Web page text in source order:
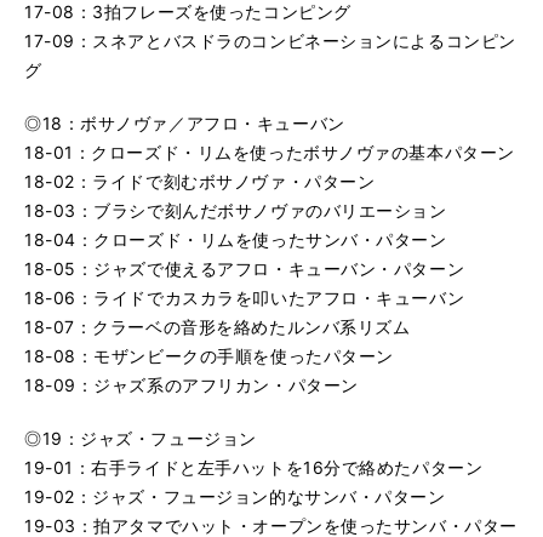
17-08：3拍フレーズを使ったコンピング
17-09：スネアとバスドラのコンビネーションによるコンピン
グ
◎18：ボサノヴァ／アフロ・キューバン
18-01：クローズド・リムを使ったボサノヴァの基本パターン
18-02：ライドで刻むボサノヴァ・パターン
18-03：ブラシで刻んだボサノヴァのバリエーション
18-04：クローズド・リムを使ったサンバ・パターン
18-05：ジャズで使えるアフロ・キューバン・パターン
18-06：ライドでカスカラを叩いたアフロ・キューバン
18-07：クラーベの音形を絡めたルンバ系リズム
18-08：モザンビークの手順を使ったパターン
18-09：ジャズ系のアフリカン・パターン
◎19：ジャズ・フュージョン
19-01：右手ライドと左手ハットを16分で絡めたパターン
19-02：ジャズ・フュージョン的なサンバ・パターン
19-03：拍アタマでハット・オープンを使ったサンバ・パター